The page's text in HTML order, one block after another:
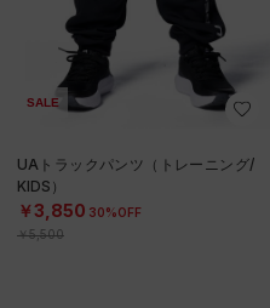
SALE
UAトラックパンツ（トレーニング/
KIDS）
￥3,850 30%OFF
￥5,500